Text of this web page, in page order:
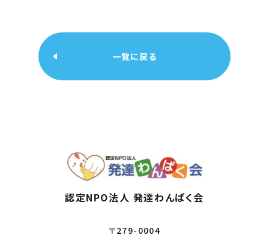
一覧に戻る
認定NPO法人 発達わんぱく会
〒279-0004